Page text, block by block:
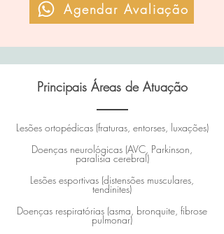
Agendar Avaliação
Principais Áreas de Atuação
Lesões ortopédicas (fraturas, entorses, luxações)
Doenças neurológicas (AVC, Parkinson,
paralisia cerebral)
Lesões esportivas (distensões musculares,
tendinites)
Doenças respiratórias (asma, bronquite, fibrose
pulmonar)